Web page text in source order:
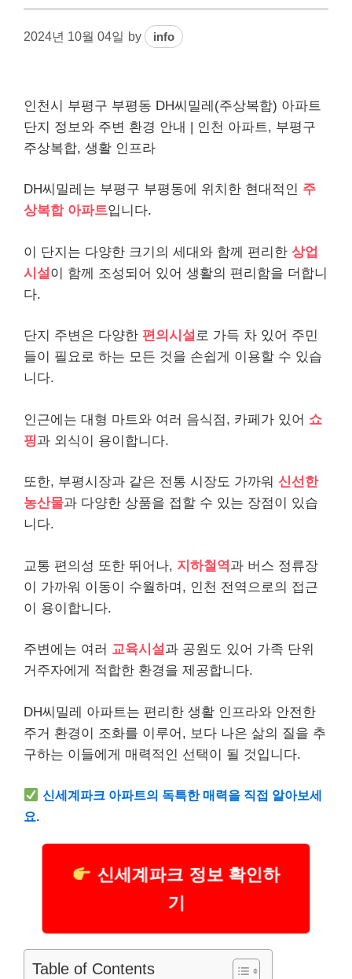
2024년 10월 04일 by info
인천시 부평구 부평동 DH씨밀레(주상복합) 아파트
단지 정보와 주변 환경 안내 | 인천 아파트, 부평구
주상복합, 생활 인프라
DH씨밀레는 부평구 부평동에 위치한 현대적인 주
상복합 아파트입니다.
이 단지는 다양한 크기의 세대와 함께 편리한 상업
시설 이 함께 조성되어 있어 생활의 편리함을 더합니
다.
단지 주변은 다양한 편의시설로 가득 차 있어 주민
들이 필요로 하는 모든 것을 손쉽게 이용할 수 있습
니다.
인근에는 대형 마트와 여러 음식점, 카페가 있어 쇼
핑과 외식이 용이합니다.
또한, 부평시장과 같은 전통 시장도 가까워 신선한
농산물과 다양한 상품을 접할 수 있는 장점이 있습
니다.
교통 편의성 또한 뛰어나, 지하철역 과 버스 정류장
이 가까워 이동이 수월하며, 인천 전역으로의 접근
이 용이합니다.
주변에는 여러 교육시설과 공원도 있어 가족 단위
거주자에게 적합한 환경을 제공합니다.
DH씨밀레 아파트는 편리한 생활 인프라와 안전한
주거 환경이 조화를 이루어, 보다 나은 삶의 질을 추
구하는 이들에게 매력적인 선택이 될 것입니다.
신세계파크 아파트의 독특한 매력을 직접 알아보세
요.
신세계파크 정보 확인하
기
Table of Contents